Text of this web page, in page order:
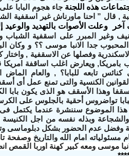
هذه اللجنة جاء هجوم البابا
, قال ” احنا ماورناش غير اسقفية
وعلت الأصوات بالتهديد والوعيد
وغير المبرر على اسقفية
المحبوب جدا الانبا موسى ؟؟ و وكان
وفصلها عن الاسقفية ,
ويعارض اغلب اساقفة
لقوانين الكنسية والتى تمنع عمل أى
وهذا الأسقف هو الذى يكون بابا
تواضروس أحقية بالجلوس على
الموضوع سننشرة عندما يكتمل
وبذله نفسه من اجل
وفضل عدم الحضور بشكل
امام الله والتاريخ وصفحة
موسى ومعه كبير كهنة اوربا القمص